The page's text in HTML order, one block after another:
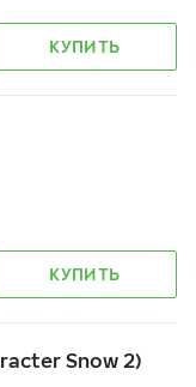
КУПИТЬ
КУПИТЬ
Snow 2)